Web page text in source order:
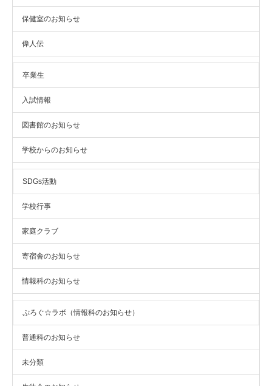
保健室のお知らせ
偉人伝
卒業生
入試情報
図書館のお知らせ
学校からのお知らせ
SDGs活動
学校行事
家庭クラブ
寄宿舎のお知らせ
情報科のお知らせ
ぷろぐ☆ラボ（情報科のお知らせ）
普通科のお知らせ
未分類